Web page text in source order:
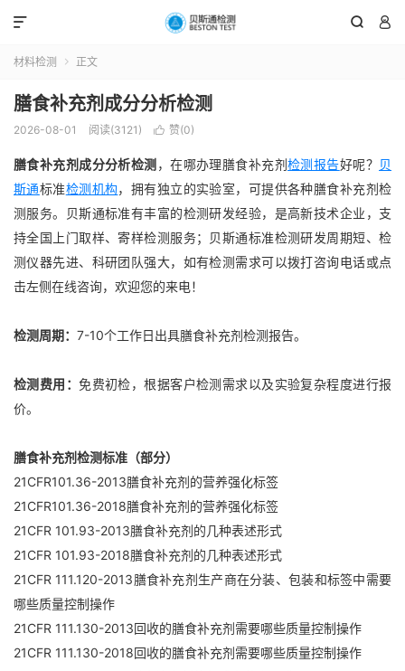
 

材料检测  正文
膳食补充剂成分分析检测
2026-08-01 阅读(3121)  赞(0)
膳食补充剂成分分析检测 ，在哪办理膳食补充剂检测报告好呢？ 贝
斯通标准检测机构，拥有独立的实验室，可提供各种膳食补充剂检
测服务。贝斯通标准有丰富的检测研发经验，是高新技术企业，支
持全国上门取样、寄样检测服务；贝斯通标准检测研发周期短、检
测仪器先进、科研团队强大，如有检测需求可以拨打咨询电话或点
击左侧在线咨询，欢迎您的来电！
检测周期： 7-10个工作日出具膳食补充剂检测报告。
检测费用：免费初检，根据客户检测需求以及实验复杂程度进行报
价。
膳食补充剂检测标准（部分）
21CFR101.36-2013膳食补充剂的营养强化标签
21CFR101.36-2018膳食补充剂的营养强化标签
21CFR 101.93-2013膳食补充剂的几种表述形式
21CFR 101.93-2018膳食补充剂的几种表述形式
21CFR 111.120-2013膳食补充剂生产商在分装、包装和标签中需要
哪些质量控制操作
21CFR 111.130-2013回收的膳食补充剂需要哪些质量控制操作
21CFR 111.130-2018回收的膳食补充剂需要哪些质量控制操作